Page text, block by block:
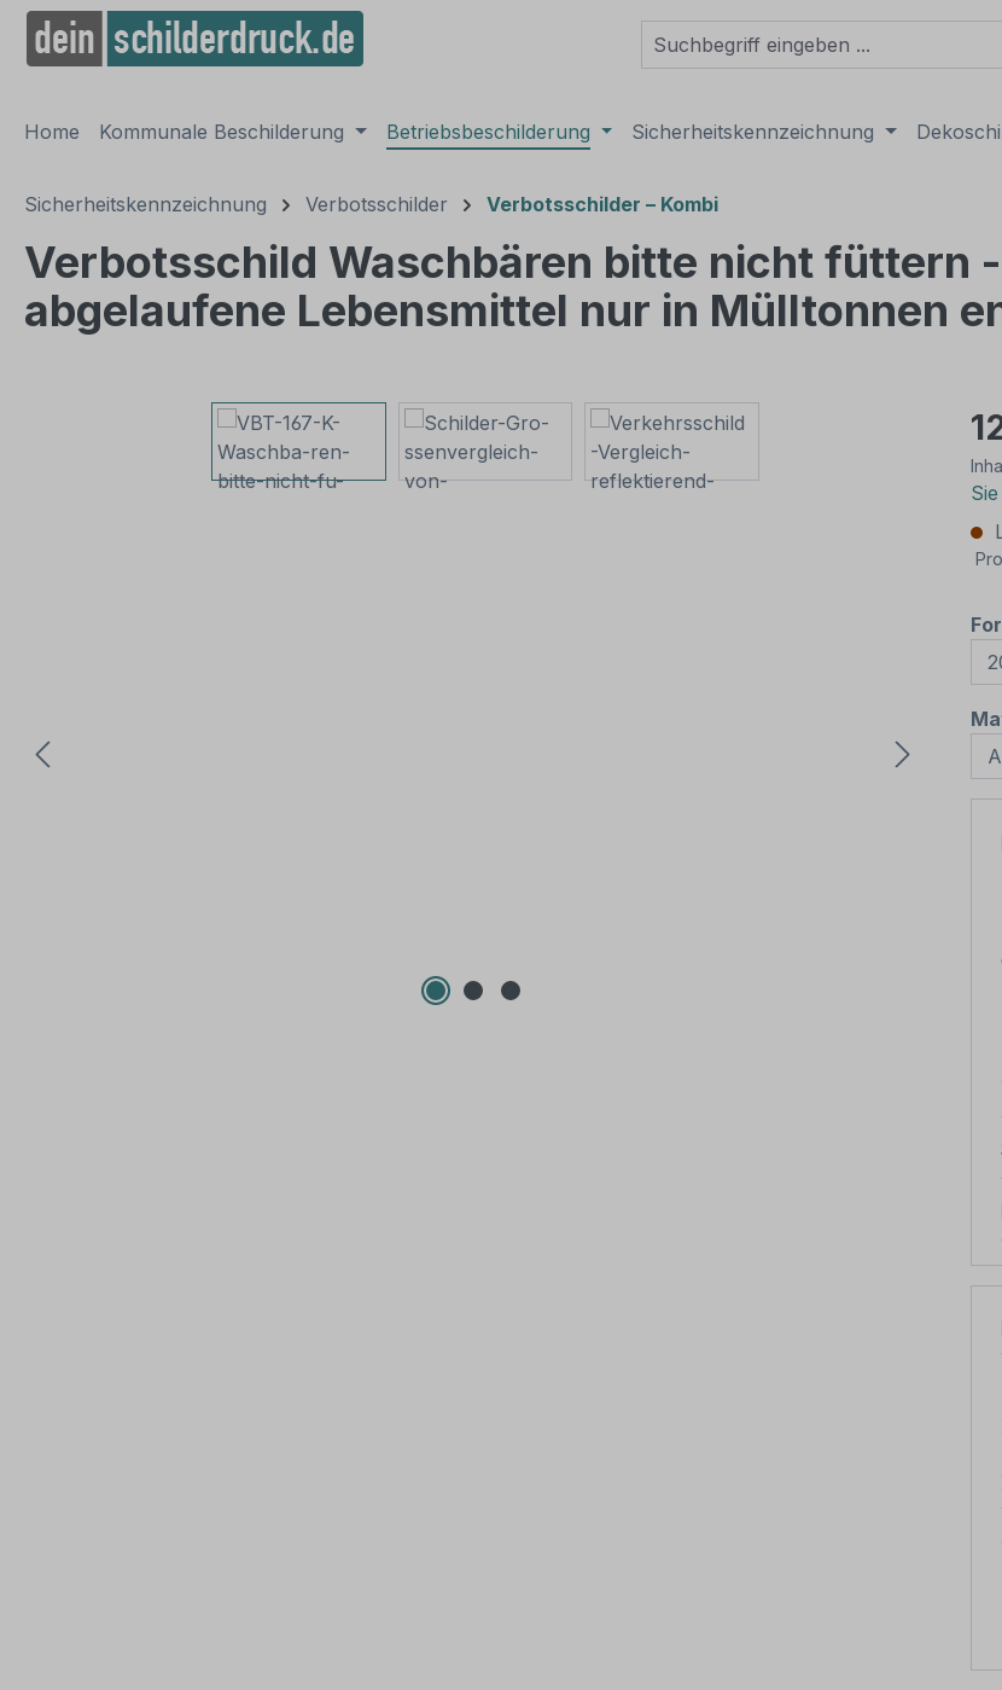
Zur Hauptnavigation springen
Home Kommunale Beschilderung Betriebsbeschilderung Sicherheitskennzeichnung
Sicherheitskennzeichnung Verbotsschilder Verbotsschilder – Kombi
Verbotsschild Waschbären bitte nicht füttern
abgelaufene Lebensmittel nur in Mülltonnen
Bildergalerie überspringen